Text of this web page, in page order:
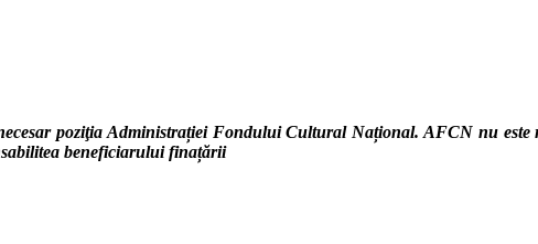
poziţia Administrației Fondului Cultural Național. AFCN nu
beneficiarului finațării